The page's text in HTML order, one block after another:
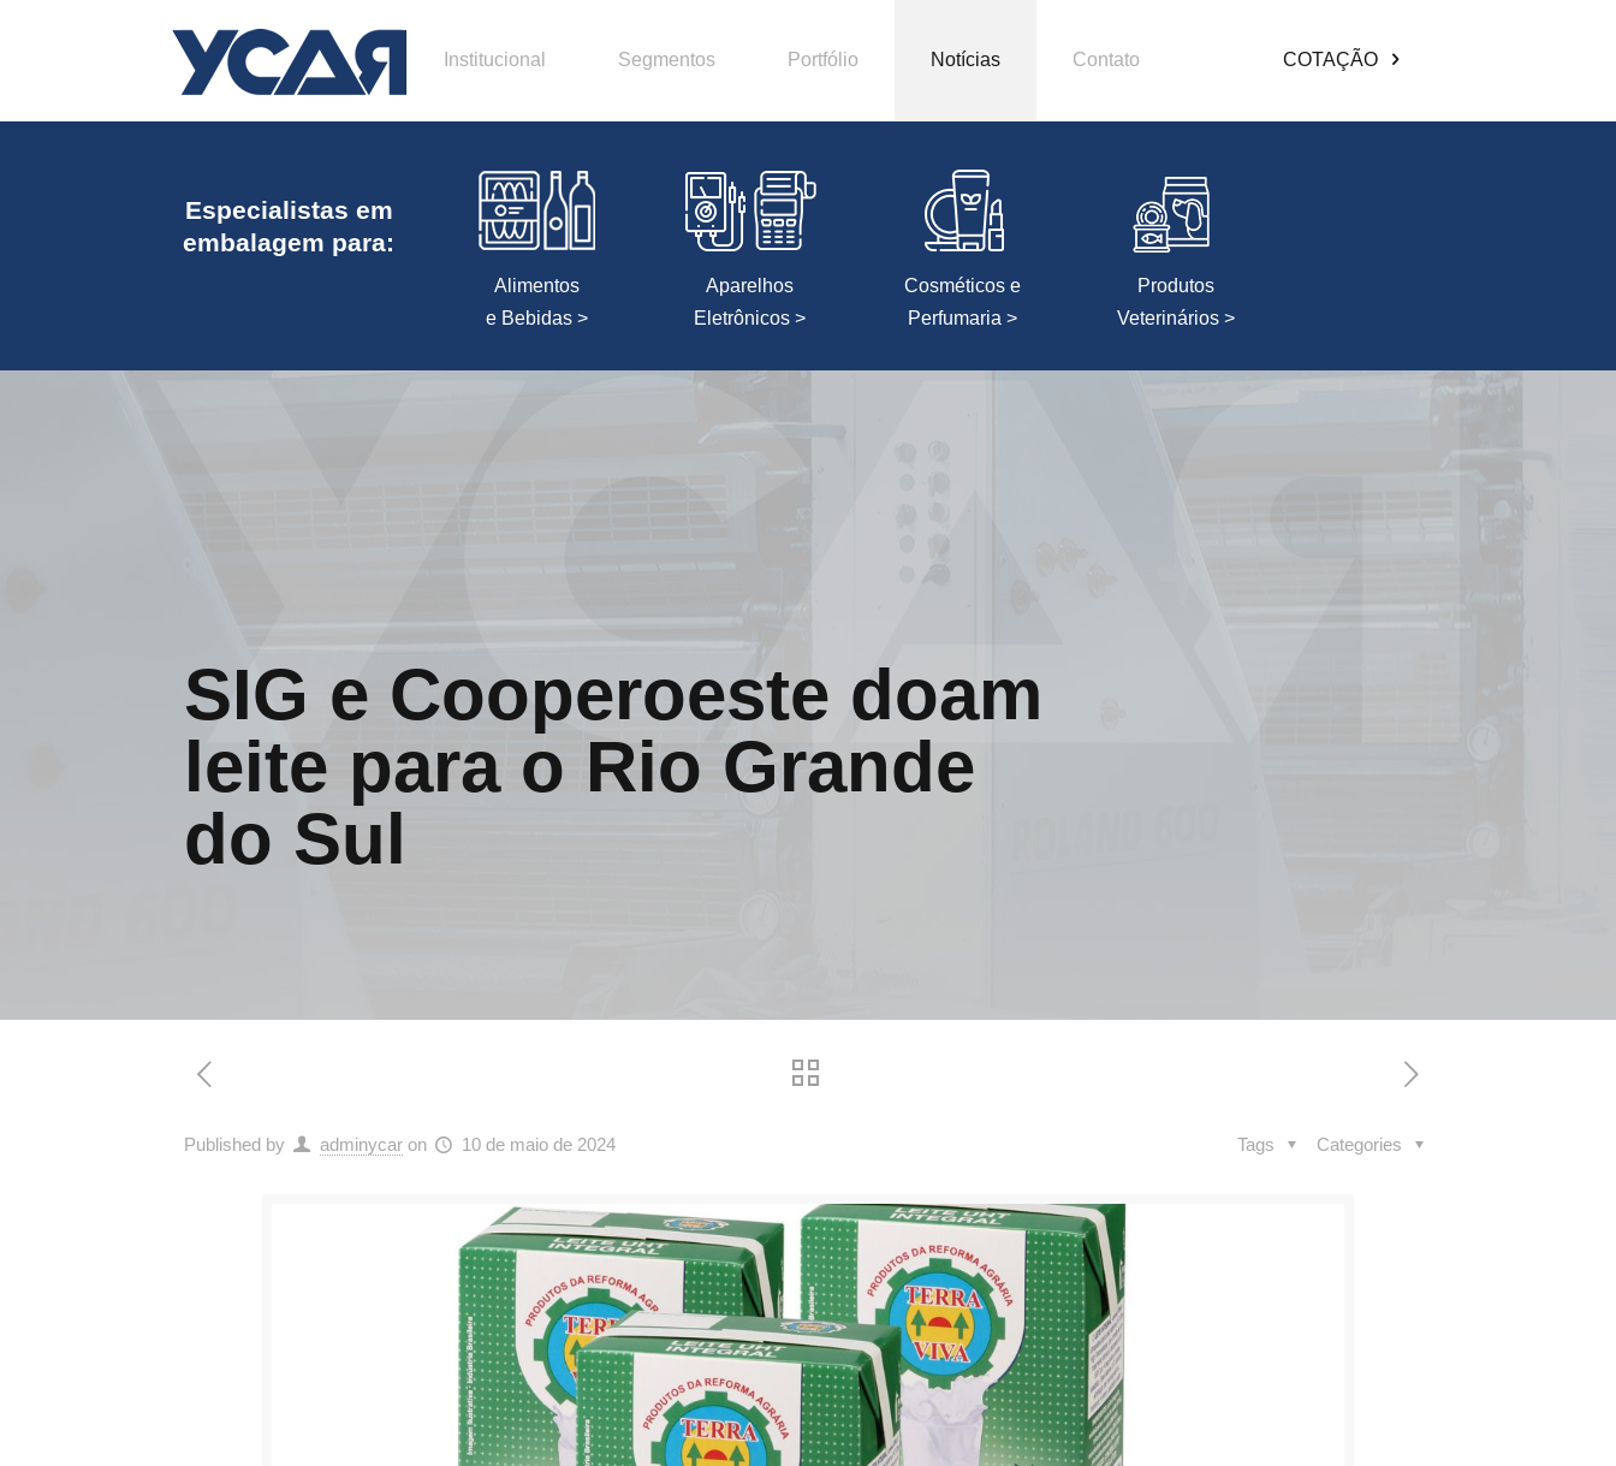
Institucional Segmentos Portfólio Notícias Contato COTAÇÃO
Especialistas em
embalagem para:
Alimentos
e Bebidas >
Aparelhos
Eletrônicos >
Cosméticos e
Perfumaria >
Produtos
Veterinários >
SIG e Cooperoeste doam
leite para o Rio Grande
do Sul
Published by adminycar on 10 de maio de 2024 Categories
Tags